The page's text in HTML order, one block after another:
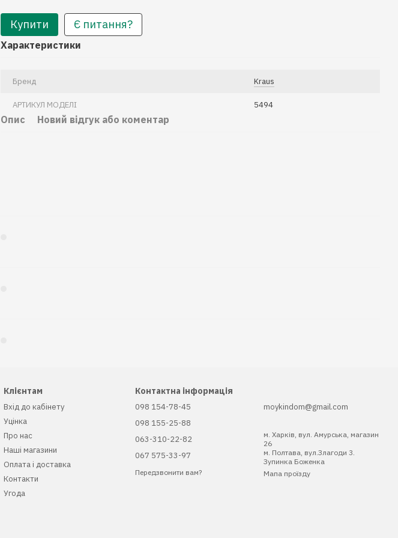
Купити Є питання?
Характеристики
Бренд Kraus
АРТИКУЛ МОДЕЛІ 5494
Опис Новий відгук або коментар
Клієнтам
Вхід до кабінету
Уцінка
Про нас
Наші магазини
Оплата і доставка
Контакти
Угода
Контактна інформація
098 154-78-45
098 155-25-88
063-310-22-82
067 575-33-97
Передзвонити вам?
moykindom@gmail.com
м. Харків, вул. Амурська, магазин
26
м. Полтава, вул.Злагоди 3.
Зупинка Боженка
Мапа проїзду